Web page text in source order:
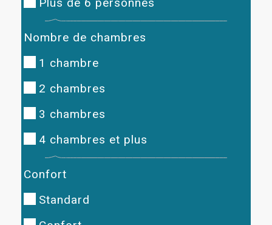
Nombre de chambres
1 chambre
2 chambres
3 chambres
4 chambres et plus
Confort
Standard